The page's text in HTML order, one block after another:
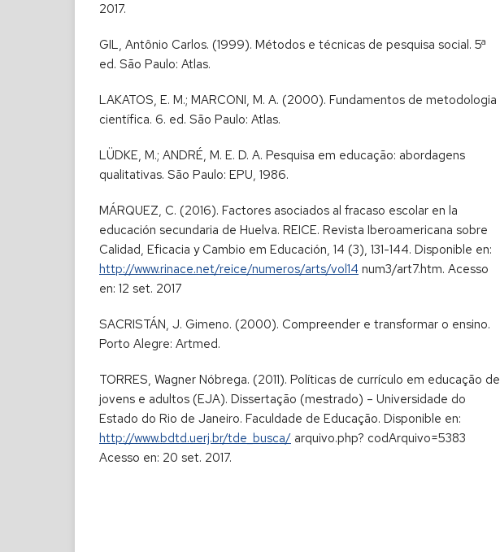
2017.
GIL, Antônio Carlos. (1999). Métodos e técnicas de pesquisa social. 5ª
ed. São Paulo: Atlas.
LAKATOS, E. M.; MARCONI, M. A. (2000). Fundamentos de metodologia
científica. 6. ed. São Paulo: Atlas.
LÜDKE, M.; ANDRÉ, M. E. D. A. Pesquisa em educação: abordagens
qualitativas. São Paulo: EPU, 1986.
MÁRQUEZ, C. (2016). Factores asociados al fracaso escolar en la
educación secundaria de Huelva. REICE. Revista Iberoamericana sobre
Calidad, Eficacia y Cambio em Educación, 14 (3), 131-144. Disponible en:
http://www.rinace.net/reice/numeros/arts/vol14 num3/art7.htm. Acesso
en: 12 set. 2017
SACRISTÁN, J. Gimeno. (2000). Compreender e transformar o ensino.
Porto Alegre: Artmed.
TORRES, Wagner Nóbrega. (2011). Políticas de currículo em educação de
jovens e adultos (EJA). Dissertação (mestrado) – Universidade do
Estado do Rio de Janeiro. Faculdade de Educação. Disponible en:
http://www.bdtd.uerj.br/tde_busca/ arquivo.php? codArquivo=5383
Acesso en: 20 set. 2017.